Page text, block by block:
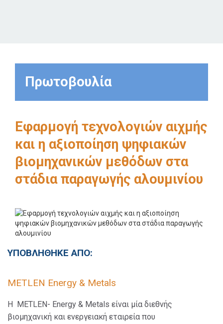
Πρωτοβουλία
Εφαρμογή τεχνολογιών αιχμής
και η αξιοποίηση ψηφιακών
βιομηχανικών μεθόδων στα
στάδια παραγωγής αλουμινίου
ΥΠΟΒΛΗΘΗΚΕ ΑΠΟ:
METLEN Energy & Metals
Η METLEN- Energy & Metals είναι μία διεθνής
βιομηχανική και ενεργειακή εταιρεία που